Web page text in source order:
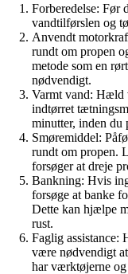
Forberedelse: Før
vandtilførslen og
Anvendt
rundt om propen
metode som en
nødvendigt.
Varmt vand: Hæld
indtørret
minutter, inden du
Smøremiddel:
rundt om propen.
forsøger at dreje
Bankning: Hvis
forsøge at banke
Dette kan hjælpe
rust.
Faglig assistance:
være nødvendigt
har værktøjerne og